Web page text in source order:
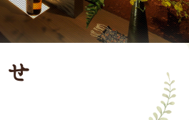
吉川屋について
客室